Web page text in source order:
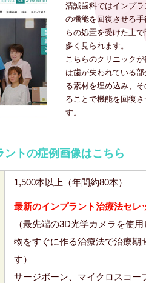
清誠歯科ではインプ
の機能を回復させる
らの処置を受けた上
多く見られます。
こちらのクリニック
は歯が失われている
る素材を埋め込み、
ることで機能を回復
す。
ントの症例画像はこちら
1,500本以上（年間約80本）
最新のインプラント治療法セレ
（最先端の3D光学カメラを使
物をすぐに作る治療法で治療期
す）
サージボーン、マイクロスコー